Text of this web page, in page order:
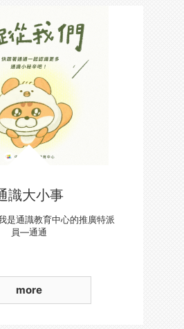
識大小事
是通識教育中心的推廣特派
員—通通
more